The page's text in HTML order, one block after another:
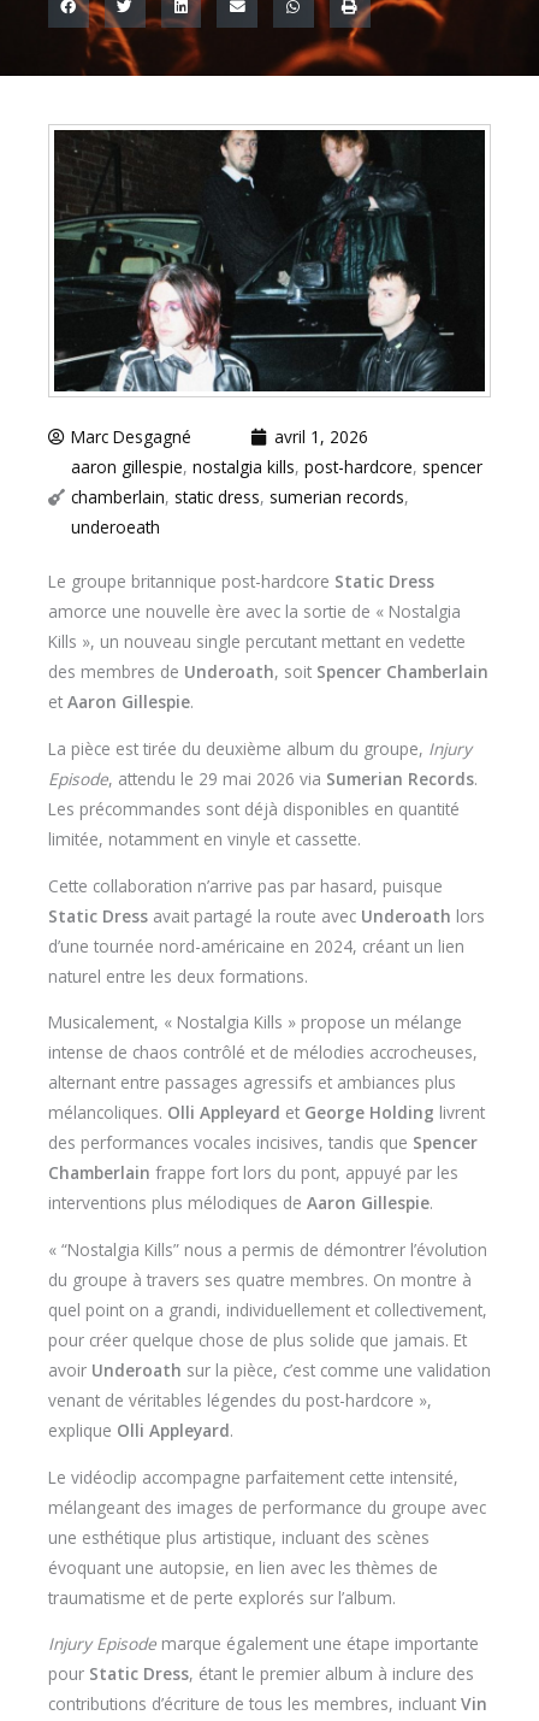
Marc Desgagné
avril 1, 2026
aaron gillespie, nostalgia kills, post-hardcore, spencer
chamberlain, static dress, sumerian records,
underoeath
Le groupe britannique post-hardcore Static Dress
amorce une nouvelle ère avec la sortie de « Nostalgia
Kills », un nouveau single percutant mettant en vedette
des membres de Underoath, soit Spencer Chamberlain
et Aaron Gillespie.
La pièce est tirée du deuxième album du groupe, Injury
Episode, attendu le 29 mai 2026 via Sumerian Records.
Les précommandes sont déjà disponibles en quantité
limitée, notamment en vinyle et cassette.
Cette collaboration n’arrive pas par hasard, puisque
Static Dress avait partagé la route avec Underoath lors
d’une tournée nord-américaine en 2024, créant un lien
naturel entre les deux formations.
Musicalement, « Nostalgia Kills » propose un mélange
intense de chaos contrôlé et de mélodies accrocheuses,
alternant entre passages agressifs et ambiances plus
mélancoliques. Olli Appleyard et George Holding livrent
des performances vocales incisives, tandis que Spencer
Chamberlain frappe fort lors du pont, appuyé par les
interventions plus mélodiques de Aaron Gillespie.
« “Nostalgia Kills” nous a permis de démontrer l’évolution
du groupe à travers ses quatre membres. On montre à
quel point on a grandi, individuellement et collectivement,
pour créer quelque chose de plus solide que jamais. Et
avoir Underoath sur la pièce, c’est comme une validation
venant de véritables légendes du post-hardcore »,
explique Olli Appleyard.
Le vidéoclip accompagne parfaitement cette intensité,
mélangeant des images de performance du groupe avec
une esthétique plus artistique, incluant des scènes
évoquant une autopsie, en lien avec les thèmes de
traumatisme et de perte explorés sur l’album.
Injury Episode marque également une étape importante
pour Static Dress, étant le premier album à inclure des
contributions d’écriture de tous les membres, incluant Vin